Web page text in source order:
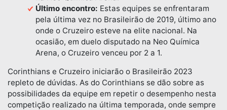
Último encontro: Estas equipes se enfrentaram
pela última vez no Brasileirão de 2019, último ano
onde o Cruzeiro esteve na elite nacional. Na
ocasião, em duelo disputado na Neo Química
Arena, o Cruzeiro venceu por 2 a 1.
Corinthians e Cruzeiro iniciarão o Brasileirão 2023
repleto de dúvidas. As do Corinthians se dão sobre as
possibilidades da equipe em repetir o desempenho nesta
competição realizado na última temporada, onde sempre